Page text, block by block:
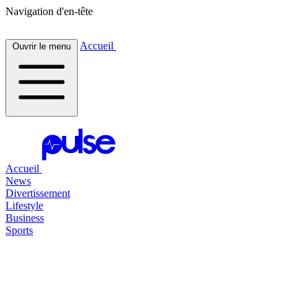
Navigation d'en-tête
Ouvrir le menu Accueil
Accueil
News
Divertissement
Lifestyle
Business
Sports